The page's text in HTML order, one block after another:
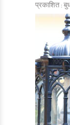
प्रकाशित :